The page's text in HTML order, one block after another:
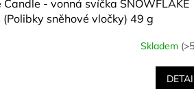
Candle - vonná svíčka SNOWFLAKE
(Polibky sněhové vločky) 49 g
Skladem